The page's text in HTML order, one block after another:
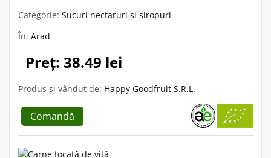
Categorie: Sucuri nectaruri și siropuri
În: Arad
Preț: 38.49 lei
Produs și vândut de: Happy Goodfruit S.R.L.
Comandă